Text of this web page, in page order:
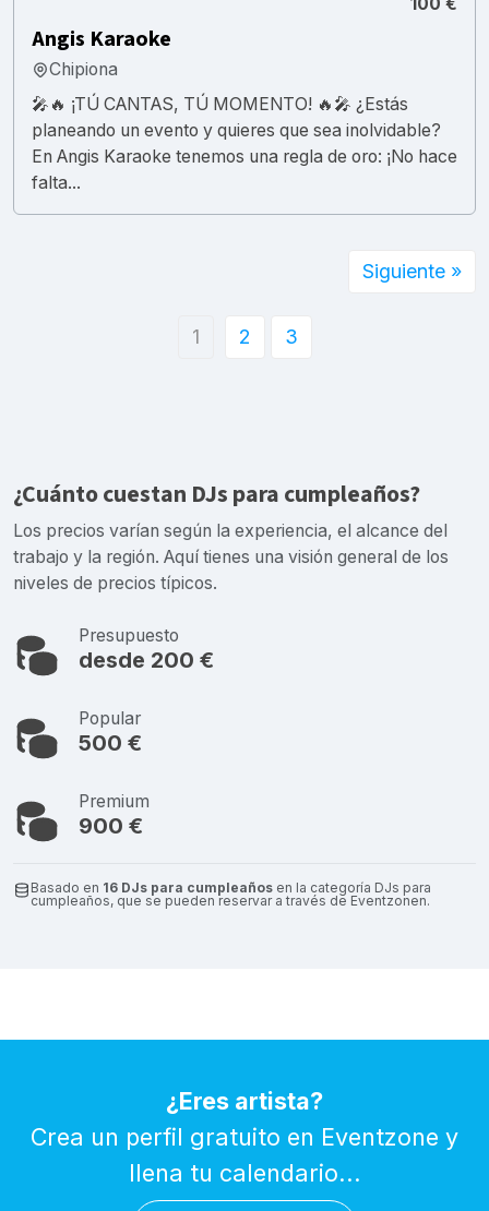
Angis Karaoke
Chipiona
​🎤🔥 ¡TÚ CANTAS, TÚ MOMENTO! 🔥🎤 ¿Estás
planeando un evento y quieres que sea inolvidable?
En Angis Karaoke tenemos una regla de oro: ¡No hace
falta...
1 2 3
Siguiente »
¿Cuánto cuestan DJs para cumpleaños?
Los precios varían según la experiencia, el alcance del
trabajo y la región. Aquí tienes una visión general de los
niveles de precios típicos.
Presupuesto
desde 200 €
Popular
500 €
Premium
900 €
Basado en 16 DJs para cumpleaños en la categoría DJs para
cumpleaños, que se pueden reservar a través de Eventzonen.
¿Eres artista?
Crea un perfil gratuito en Eventzone y
llena tu calendario...